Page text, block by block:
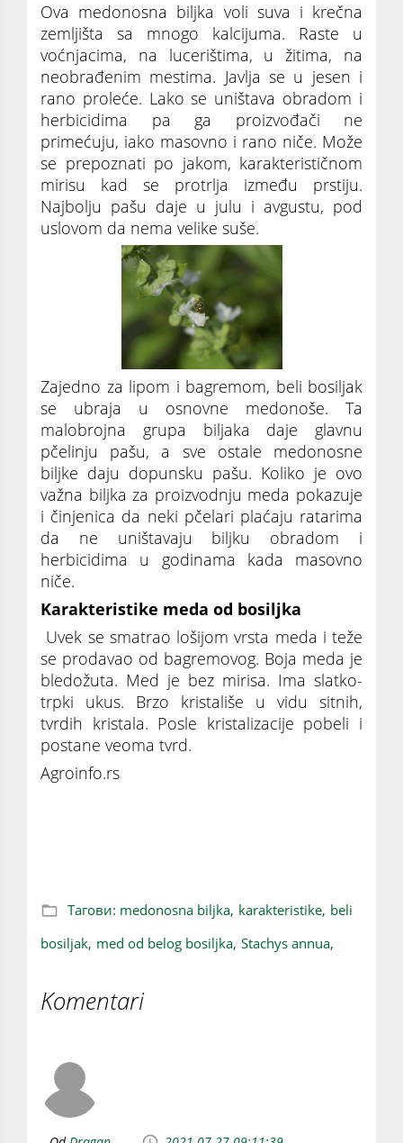
Ova medonosna biljka voli suva i krečna
zemljišta sa mnogo kalcijuma. Raste u
voćnjacima, na lucerištima, u žitima, na
neobrađenim mestima. Javlja se u jesen i
rano proleće. Lako se uništava obradom i
herbicidima pa ga proizvođači ne
primećuju, iako masovno i rano niče. Može
se prepoznati po jakom, karakterističnom
mirisu kad se protrlja između prstiju.
Najbolju pašu daje u julu i avgustu, pod
uslovom da nema velike suše.
Zajedno za lipom i bagremom, beli bosiljak
se ubraja u osnovne medonoše. Ta
malobrojna grupa biljaka daje glavnu
pčelinju pašu, a sve ostale medonosne
biljke daju dopunsku pašu. Koliko je ovo
važna biljka za proizvodnju meda pokazuje
i činjenica da neki pčelari plaćaju ratarima
da ne uništavaju biljku obradom i
herbicidima u godinama kada masovno
niče.
Karakteristike meda od bosiljka
Uvek se smatrao lošijom vrsta meda i teže
se prodavao od bagremovog. Boja meda je
bledožuta. Med je bez mirisa. Ima slatko-
trpki ukus. Brzo kristališe u vidu sitnih,
tvrdih kristala. Posle kristalizacije pobeli i
postane veoma tvrd.
Agroinfo.rs
Тагови: medonosna biljka, karakteristike, beli
bosiljak, med od belog bosiljka, Stachys annua,
Komentari